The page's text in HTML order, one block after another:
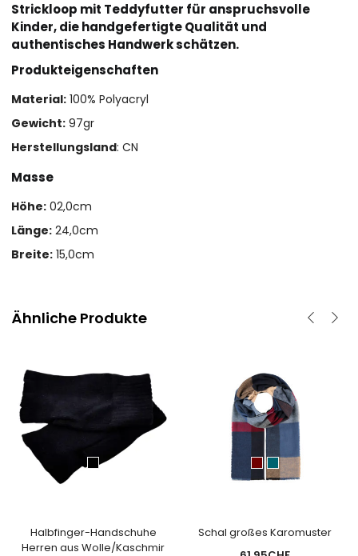
Strickloop mit Teddyfutter für anspruchsvolle
Kinder, die handgefertigte Qualität und
authentisches Handwerk schätzen.
Produkteigenschaften
Material: 100% Polyacryl
Gewicht: 97gr
Herstellungsland: CN
Masse
Höhe: 02,0cm
Länge: 24,0cm
Breite: 15,0cm
Ähnliche Produkte
Halbfinger-Handschuhe
Herren aus Wolle/Kaschmir
Schal großes Karomuster